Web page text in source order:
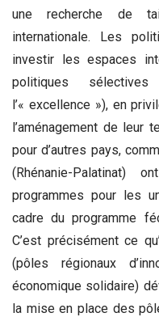
une recherche de
internationale. Les
investir les espaces
politiques
l’« excellence »), en
l’aménagement de leur
pour d’autres pays,
(Rhénanie-
programmes pour les
cadre du programme
C’est précisément ce
(pôles régionaux
économique solidaire)
la mise en place des